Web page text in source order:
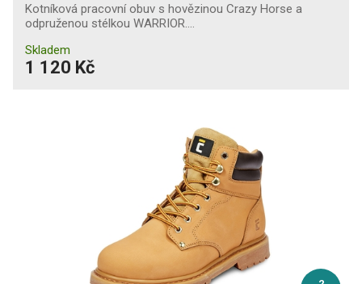
Kotníková pracovní obuv s hovězinou Crazy Horse a
odpruženou stélkou WARRIOR.…
Skladem
1 120 Kč